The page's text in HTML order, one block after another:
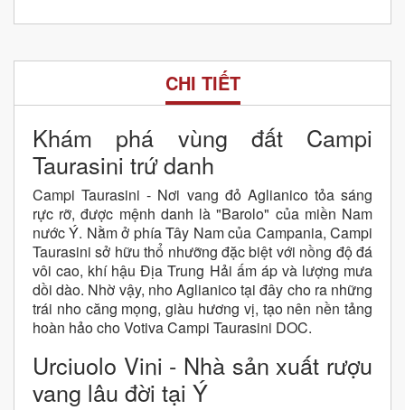
CHI TIẾT
Khám phá vùng đất Campi
Taurasini trứ danh
Campi Taurasini - Nơi vang đỏ Aglianico tỏa sáng
rực rỡ, được mệnh danh là "Barolo" của miền Nam
nước Ý. Nằm ở phía Tây Nam của Campania, Campi
Taurasini sở hữu thổ nhưỡng đặc biệt với nồng độ đá
vôi cao, khí hậu Địa Trung Hải ấm áp và lượng mưa
dồi dào. Nhờ vậy, nho Aglianico tại đây cho ra những
trái nho căng mọng, giàu hương vị, tạo nên nền tảng
hoàn hảo cho Votiva Campi Taurasini DOC.
Urciuolo Vini - Nhà sản xuất rượu
vang lâu đời tại Ý